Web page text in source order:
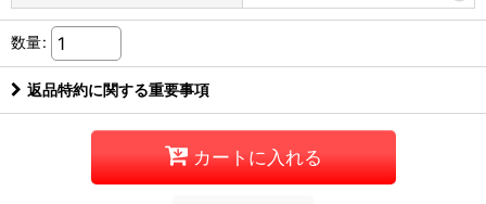
数量:
返品特約に関する重要事項
カートに入れる